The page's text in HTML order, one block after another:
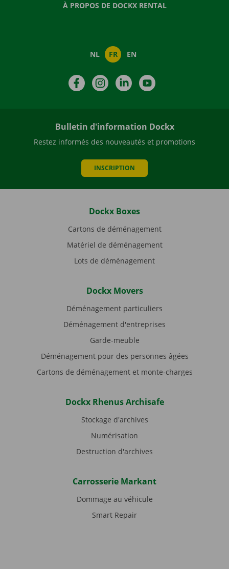
À PROPOS DE DOCKX RENTAL
NL FR EN
FacebookInstagramLinkedIn
Bulletin d'information Dockx
Restez informés des nouveautés et promotions
INSCRIPTION
Dockx Boxes
Cartons de déménagement
Matériel de déménagement
Lots de déménagement
Dockx Movers
Déménagement particuliers
Déménagement d'entreprises
Garde-meuble
Déménagement pour des personnes âgées
Cartons de déménagement et monte-charges
Dockx Rhenus Archisafe
Stockage d'archives
Numérisation
Destruction d'archives
Carrosserie Markant
Dommage au véhicule
Smart Repair